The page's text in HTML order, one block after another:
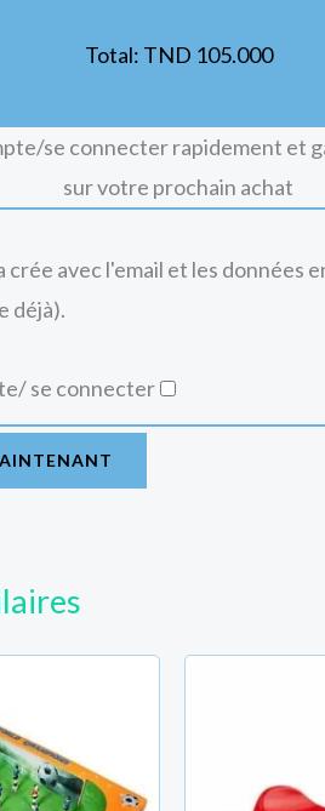
Total: TND 105.000
se connecter rapidement et
sur votre prochain achat
avec l'email et les données
déjà).
se connecter